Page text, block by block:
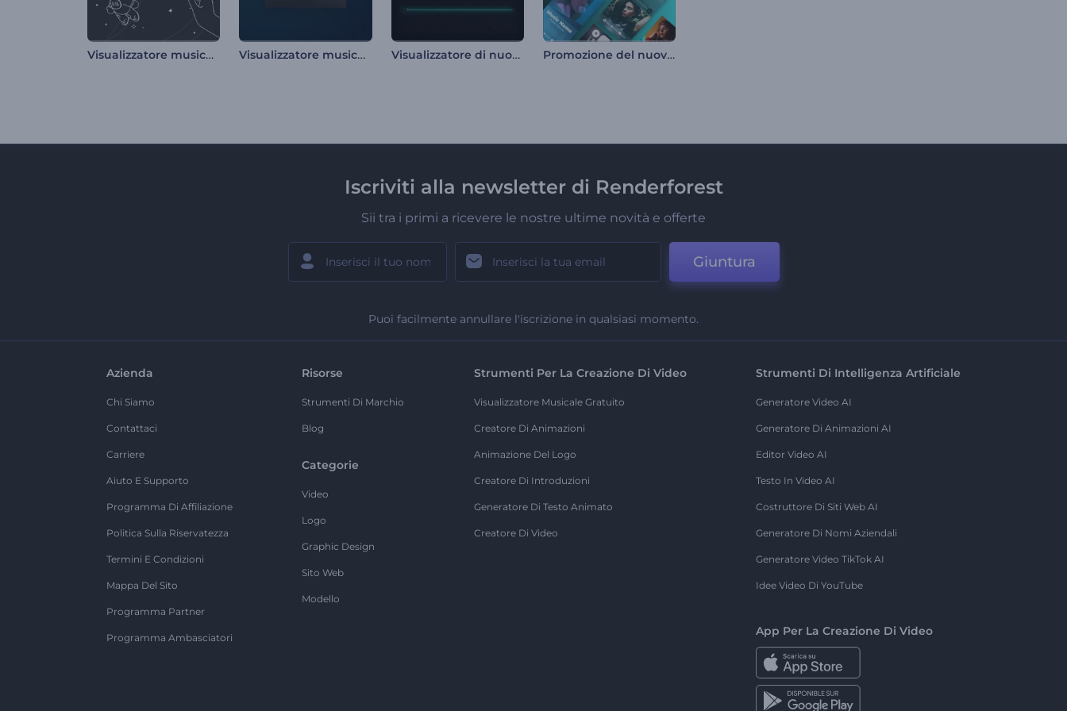
Visualizzatore musicale di Cosmic Sketches Visualizzatore musicale di battiti ritmici Visualizzatore di nuove uscite musicali Promozione del nuovo album
Iscriviti alla newsletter di Renderforest
Sii tra i primi a ricevere le nostre ultime novità e offerte
Giuntura
Puoi facilmente annullare l'iscrizione in qualsiasi momento.
Azienda
Chi Siamo
Contattaci
Carriere
Aiuto E Supporto
Programma Di Affiliazione
Politica Sulla Riservatezza
Termini E Condizioni
Mappa Del Sito
Programma Partner
Programma Ambasciatori
Risorse
Strumenti Di Marchio
Blog
Categorie
Video
Logo
Graphic Design
Sito Web
Modello
Strumenti Per La Creazione Di Video
Visualizzatore Musicale Gratuito
Creatore Di Animazioni
Animazione Del Logo
Creatore Di Introduzioni
Generatore Di Testo Animato
Creatore Di Video
Strumenti Di Intelligenza Artificiale
Generatore Video AI
Generatore Di Animazioni AI
Editor Video AI
Testo In Video AI
Costruttore Di Siti Web AI
Generatore Di Nomi Aziendali
Generatore Video TikTok AI
Idee Video Di YouTube
App Per La Creazione Di Video